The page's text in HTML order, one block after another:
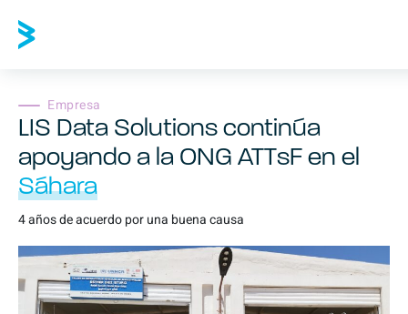
Empresa
LIS Data Solutions continúa
apoyando a la ONG ATTsF en el
Sáhara
4 años de acuerdo por una buena causa